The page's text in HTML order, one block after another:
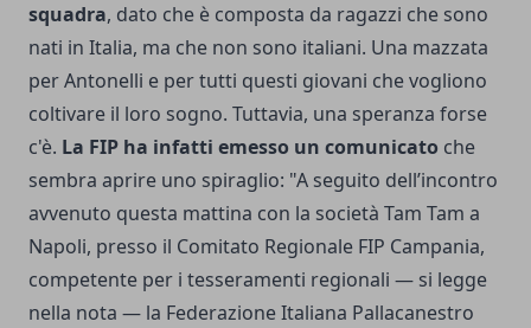
squadra, dato che è composta da ragazzi che sono
nati in Italia, ma che non sono italiani. Una mazzata
per Antonelli e per tutti questi giovani che vogliono
coltivare il loro sogno. Tuttavia, una speranza forse
c'è. La FIP ha infatti emesso un comunicato che
sembra aprire uno spiraglio: "A seguito dell’incontro
avvenuto questa mattina con la società Tam Tam a
Napoli, presso il Comitato Regionale FIP Campania,
competente per i tesseramenti regionali — si legge
nella nota — la Federazione Italiana Pallacanestro